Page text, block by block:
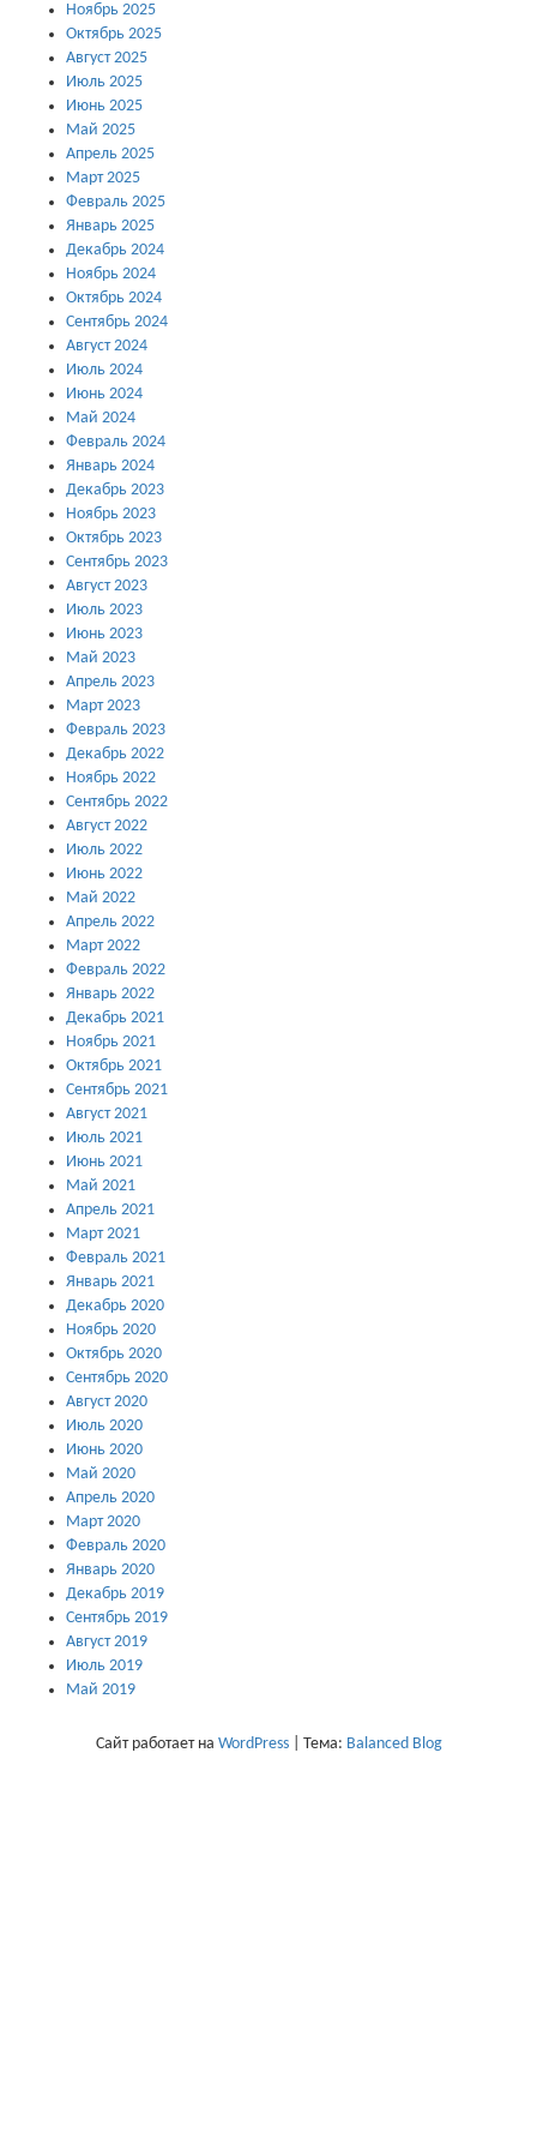
Ноябрь 2025
Октябрь 2025
Август 2025
Июль 2025
Июнь 2025
Май 2025
Апрель 2025
Март 2025
Февраль 2025
Январь 2025
Декабрь 2024
Ноябрь 2024
Октябрь 2024
Сентябрь 2024
Август 2024
Июль 2024
Июнь 2024
Май 2024
Февраль 2024
Январь 2024
Декабрь 2023
Ноябрь 2023
Октябрь 2023
Сентябрь 2023
Август 2023
Июль 2023
Июнь 2023
Май 2023
Апрель 2023
Март 2023
Февраль 2023
Декабрь 2022
Ноябрь 2022
Сентябрь 2022
Август 2022
Июль 2022
Июнь 2022
Май 2022
Апрель 2022
Март 2022
Февраль 2022
Январь 2022
Декабрь 2021
Ноябрь 2021
Октябрь 2021
Сентябрь 2021
Август 2021
Июль 2021
Июнь 2021
Май 2021
Апрель 2021
Март 2021
Февраль 2021
Январь 2021
Декабрь 2020
Ноябрь 2020
Октябрь 2020
Сентябрь 2020
Август 2020
Июль 2020
Июнь 2020
Май 2020
Апрель 2020
Март 2020
Февраль 2020
Январь 2020
Декабрь 2019
Сентябрь 2019
Август 2019
Июль 2019
Май 2019
Сайт работает на WordPress Тема: Balanced Blog